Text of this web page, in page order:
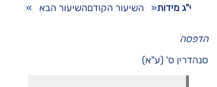
י"ג מידות« השיעור הקודםהשיעור הבא »
הדפסה
סנהדרין ס' (ע"א)